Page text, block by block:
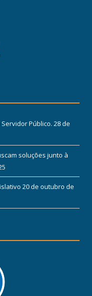
Público. 28 de
soluções junto à
20 de outubro de